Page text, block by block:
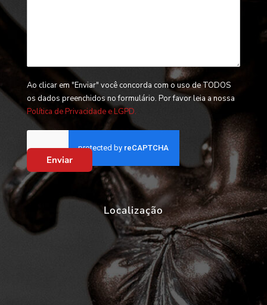
Ao clicar em "Enviar" você concorda com o uso de TODOS
os dados preenchidos no formulário. Por favor leia a nossa
Política de Privacidade e LGPD.
Enviar
Localização